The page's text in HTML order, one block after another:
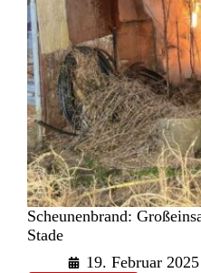
Scheunenbrand:
Stade
19. Februar 2025